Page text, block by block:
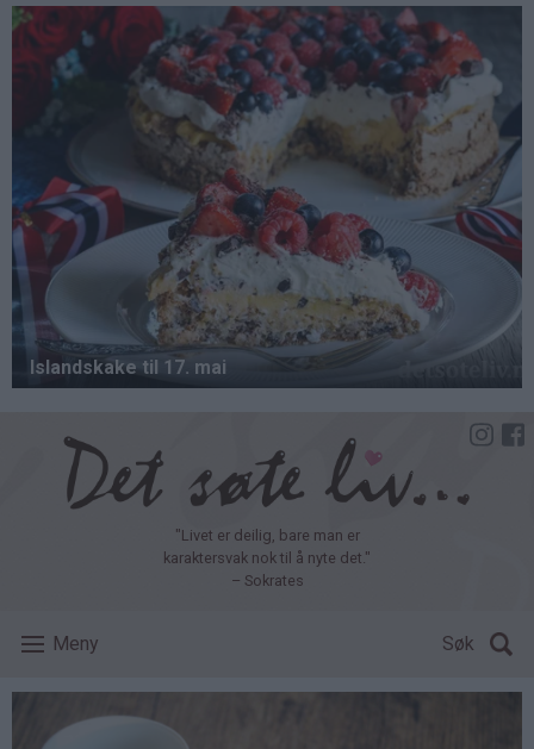
Hopp
hovedinnhold
"Livet er deilig, bare man er
karaktersvak nok til å nyte det."
– Sokrates
Meny Søk